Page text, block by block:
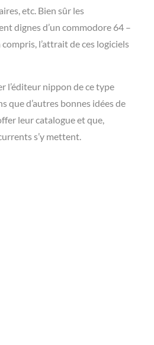
etc. Bien sûr les
dignes d’un commodore 64 –
compris, l’attrait de ces logiciels
l’éditeur nippon de ce type
que d’autres bonnes idées de
leur catalogue et que,
s’y mettent.